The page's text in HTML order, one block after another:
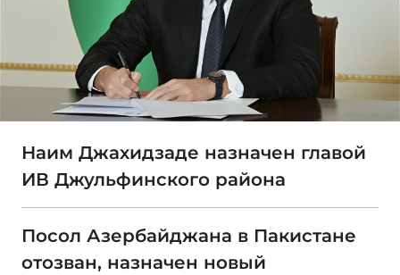
Наим Джахидзаде назначен главой
ИВ Джульфинского района
Посол Азербайджана в Пакистане
отозван, назначен новый